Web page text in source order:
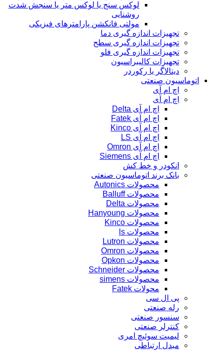
لوکس سنج یا لوکس متر یا سنجش شدت
روشنایی
مولتی فانکشن پارامترهای فیزیکی
تجهیزات اندازه گیری دما
تجهیزات اندازه گیری سطح
تجهیزات اندازه گیری فلو
تجهیزات کالیبراسیون
دیتالاگر یا رکوردر
اتوماسیون صنعتی
اچ ام آی
اچ ام آی
اچ ام آی Delta
اچ ام آی Fatek
اچ ام آی Kinco
اچ ام آی LS
اچ ام آی Omron
اچ ام آی Siemens
انکودر و خط کش
بانک برند اتوماسیون صنعتی
محصولات Autonics
محصولات Balluff
محصولات Delta
محصولات Hanyoung
محصولات Kinco
محصولات ls
محصولات Lutron
محصولات Omron
محصولات Opkon
محصولات Schneider
محصولات simens
محولات Fatek
پی ال سی
رله صنعتی
سنسور صنعتی
کنترلر صنعتی
لیمیت سوئیچ امری
مبدل ارتباطی